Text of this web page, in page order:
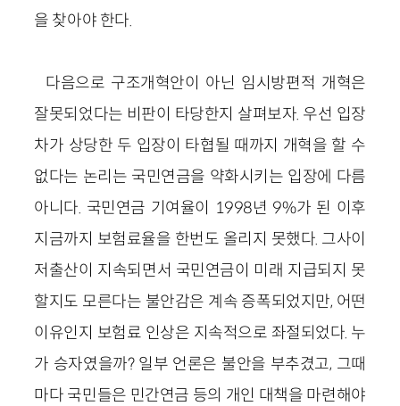
을 찾아야 한다.
다음으로 구조개혁안이 아닌 임시방편적 개혁은
잘못되었다는 비판이 타당한지 살펴보자. 우선 입장
차가 상당한 두 입장이 타협될 때까지 개혁을 할 수
없다는 논리는 국민연금을 약화시키는 입장에 다름
아니다. 국민연금 기여율이 1998년 9%가 된 이후
지금까지 보험료율을 한번도 올리지 못했다. 그사이
저출산이 지속되면서 국민연금이 미래 지급되지 못
할지도 모른다는 불안감은 계속 증폭되었지만, 어떤
이유인지 보험료 인상은 지속적으로 좌절되었다. 누
가 승자였을까? 일부 언론은 불안을 부추겼고, 그때
마다 국민들은 민간연금 등의 개인 대책을 마련해야